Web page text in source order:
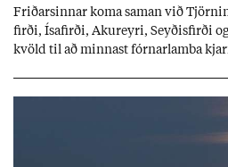
Frið­arsinn­ar koma sam­an við
firði, Ísa­firði, Ak­ur­eyri, Seyð­is­firði
kvöld til að minn­ast fórn­ar­lamba